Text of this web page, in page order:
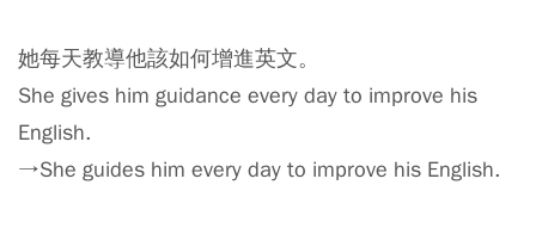
她每天教導他該如何增進英文。
She gives him guidance every day to improve his
English.
→She guides him every day to improve his English.